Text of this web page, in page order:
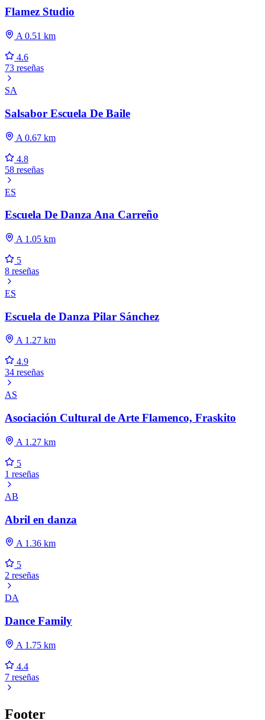
Flamez Studio
A 0.51 km
4.6
73 reseñas
SA
Salsabor Escuela De Baile
A 0.67 km
4.8
58 reseñas
ES
Escuela De Danza Ana Carreño
A 1.05 km
5
8 reseñas
ES
Escuela de Danza Pilar Sánchez
A 1.27 km
4.9
34 reseñas
AS
Asociación Cultural de Arte Flamenco, Fraskito
A 1.27 km
5
1 reseñas
AB
Abril en danza
A 1.36 km
5
2 reseñas
DA
Dance Family
A 1.75 km
4.4
7 reseñas
Footer